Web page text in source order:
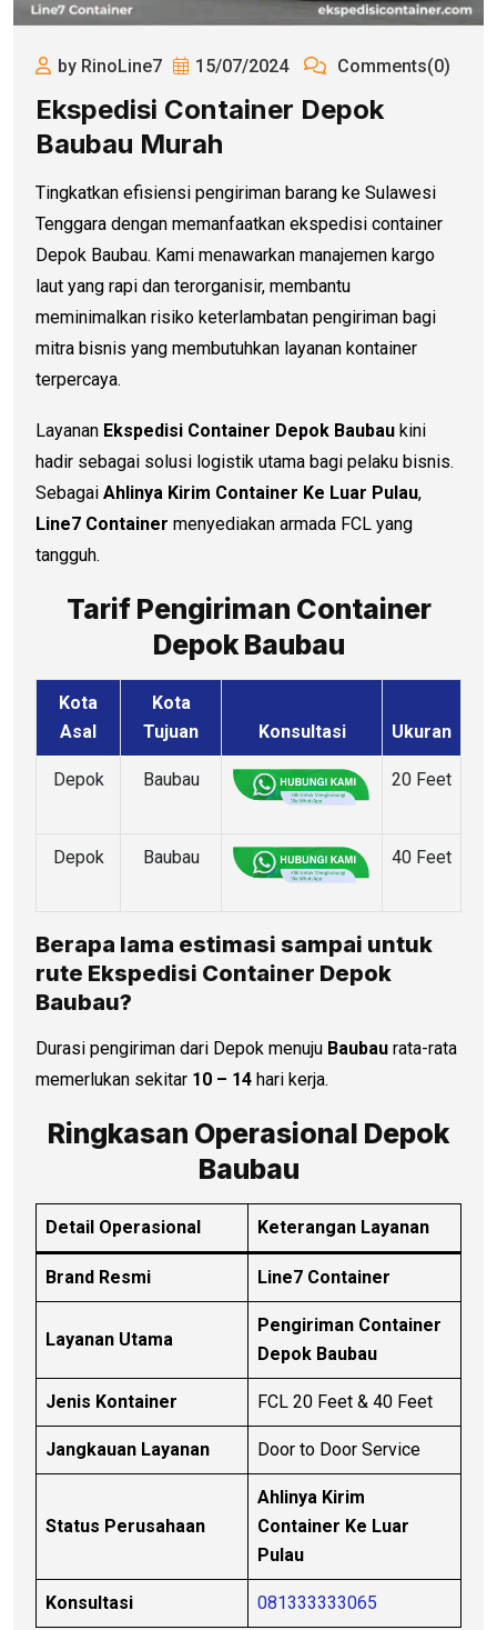
by RinoLine7 15/07/2024 Comments(0)
Ekspedisi Container Depok
Baubau Murah
Tingkatkan efisiensi pengiriman barang ke Sulawesi
Tenggara dengan memanfaatkan ekspedisi container
Depok Baubau. Kami menawarkan manajemen kargo
laut yang rapi dan terorganisir, membantu
meminimalkan risiko keterlambatan pengiriman bagi
mitra bisnis yang membutuhkan layanan kontainer
terpercaya.
Layanan Ekspedisi Container Depok Baubau kini
hadir sebagai solusi logistik utama bagi pelaku bisnis.
Sebagai Ahlinya Kirim Container Ke Luar Pulau,
Line7 Container menyediakan armada FCL yang
tangguh.
Tarif Pengiriman Container
Depok Baubau
Kota
Asal
Kota
Tujuan
Konsultasi Ukuran
Depok Baubau 20 Feet
Depok Baubau 40 Feet
Berapa lama estimasi sampai untuk
rute Ekspedisi Container Depok
Baubau?
Durasi pengiriman dari Depok menuju Baubau rata-rata
memerlukan sekitar 10 – 14 hari kerja.
Ringkasan Operasional Depok
Baubau
Detail Operasional Keterangan Layanan
Brand Resmi Line7 Container
Layanan Utama
Pengiriman Container
Depok Baubau
Jenis Kontainer FCL 20 Feet & 40 Feet
Jangkauan Layanan Door to Door Service
Status Perusahaan
Ahlinya Kirim
Container Ke Luar
Pulau
Konsultasi 081333333065